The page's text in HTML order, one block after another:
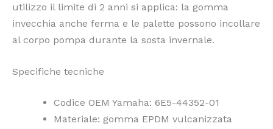
utilizzo il limite di 2 anni si applica: la gomma
invecchia anche ferma e le palette possono incollare
al corpo pompa durante la sosta invernale.
Specifiche tecniche
Codice OEM Yamaha: 6E5-44352-01
Materiale: gomma EPDM vulcanizzata